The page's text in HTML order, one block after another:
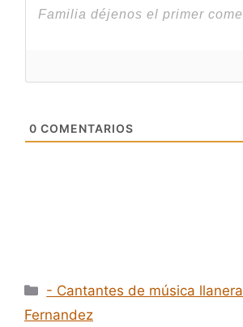
0 COMENTARIOS
Categorías
- Cantantes de música llanera
Fernandez